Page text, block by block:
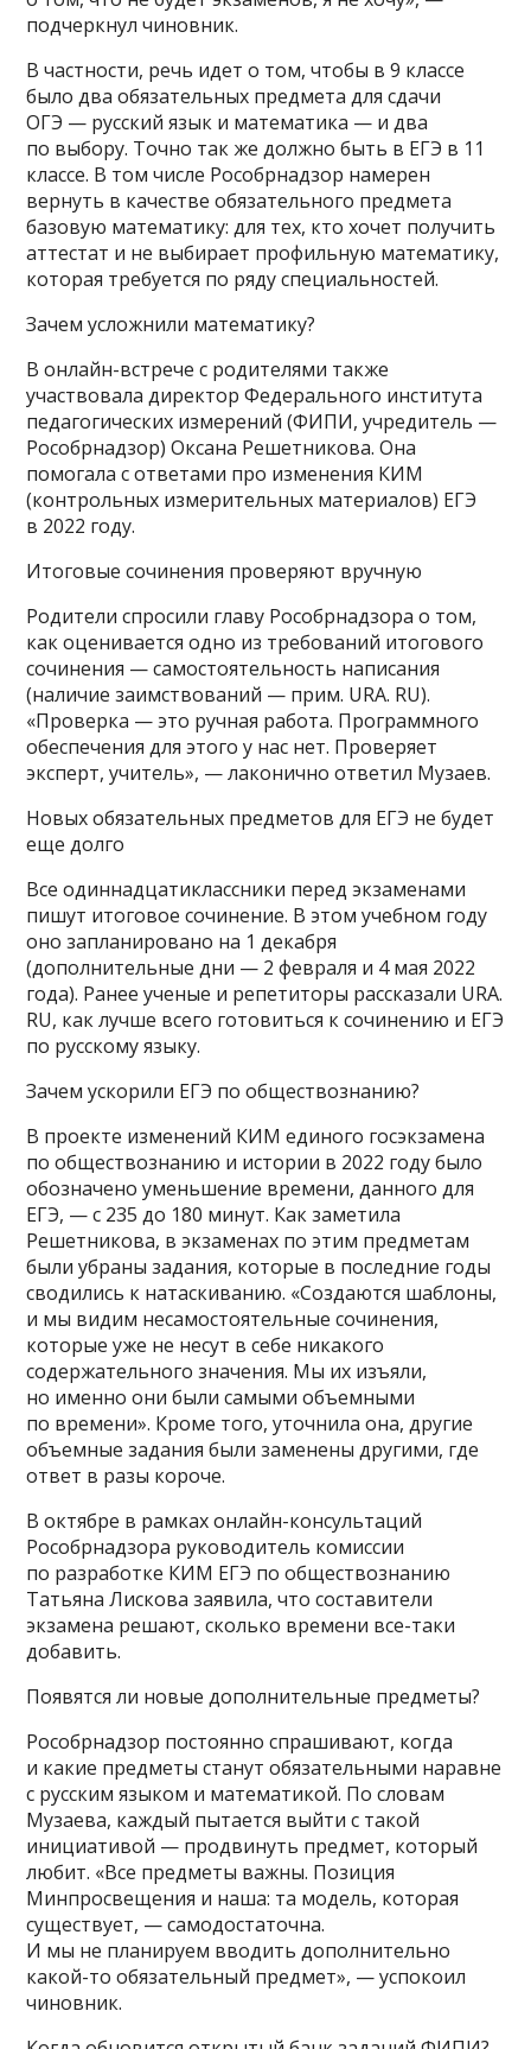
подчеркнул чиновник.
В частности, речь идет о том, чтобы в 9 классе
было два обязательных предмета для сдачи
ОГЭ — русский язык и математика — и два
по выбору. Точно так же должно быть в ЕГЭ в 11
классе. В том числе Рособрнадзор намерен
вернуть в качестве обязательного предмета
базовую математику: для тех, кто хочет получить
аттестат и не выбирает профильную математику,
которая требуется по ряду специальностей.
Зачем усложнили математику?
В онлайн-встрече с родителями также
участвовала директор Федерального института
педагогических измерений (ФИПИ, учредитель —
Рособрнадзор) Оксана Решетникова. Она
помогала с ответами про изменения КИМ
(контрольных измерительных материалов) ЕГЭ
в 2022 году.
Итоговые сочинения проверяют вручную
Родители спросили главу Рособрнадзора о том,
как оценивается одно из требований итогового
сочинения — самостоятельность написания
(наличие заимствований — прим. URA. RU).
«Проверка — это ручная работа. Программного
обеспечения для этого у нас нет. Проверяет
эксперт, учитель», — лаконично ответил Музаев.
Новых обязательных предметов для ЕГЭ не будет
еще долго
Все одиннадцатиклассники перед экзаменами
пишут итоговое сочинение. В этом учебном году
оно запланировано на 1 декабря
(дополнительные дни — 2 февраля и 4 мая 2022
года). Ранее ученые и репетиторы рассказали URA.
RU, как лучше всего готовиться к сочинению и ЕГЭ
по русскому языку.
Зачем ускорили ЕГЭ по обществознанию?
В проекте изменений КИМ единого госэкзамена
по обществознанию и истории в 2022 году было
обозначено уменьшение времени, данного для
ЕГЭ, — с 235 до 180 минут. Как заметила
Решетникова, в экзаменах по этим предметам
были убраны задания, которые в последние годы
сводились к натаскиванию. «Создаются шаблоны,
и мы видим несамостоятельные сочинения,
которые уже не несут в себе никакого
содержательного значения. Мы их изъяли,
но именно они были самыми объемными
по времени». Кроме того, уточнила она, другие
объемные задания были заменены другими, где
ответ в разы короче.
В октябре в рамках онлайн-консультаций
Рособрнадзора руководитель комиссии
по разработке КИМ ЕГЭ по обществознанию
Татьяна Лискова заявила, что составители
экзамена решают, сколько времени все-таки
добавить.
Появятся ли новые дополнительные предметы?
Рособрнадзор постоянно спрашивают, когда
и какие предметы станут обязательными наравне
с русским языком и математикой. По словам
Музаева, каждый пытается выйти с такой
инициативой — продвинуть предмет, который
любит. «Все предметы важны. Позиция
Минпросвещения и наша: та модель, которая
существует, — самодостаточна.
И мы не планируем вводить дополнительно
какой-то обязательный предмет», — успокоил
чиновник.